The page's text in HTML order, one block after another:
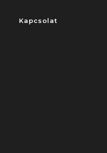
Kapcsolat